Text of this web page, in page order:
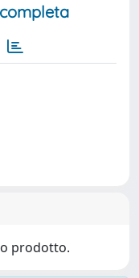
prodotto.